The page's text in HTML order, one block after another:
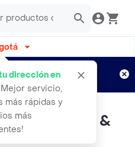
dirección en
Mejor servicio,
más rápidas y
más
semanas
Aplican TyC
Black &